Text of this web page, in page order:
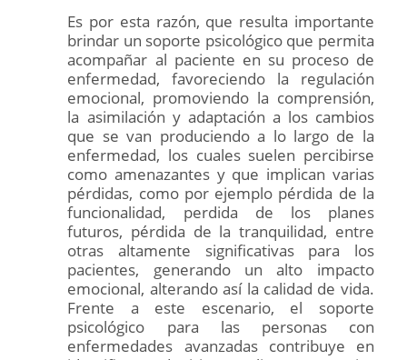
Es por esta razón, que resulta importante
brindar un soporte psicológico que permita
acompañar al paciente en su proceso de
enfermedad, favoreciendo la regulación
emocional, promoviendo la comprensión,
la asimilación y adaptación a los cambios
que se van produciendo a lo largo de la
enfermedad, los cuales suelen percibirse
como amenazantes y que implican varias
pérdidas, como por ejemplo pérdida de la
funcionalidad, perdida de los planes
futuros, pérdida de la tranquilidad, entre
otras altamente significativas para los
pacientes, generando un alto impacto
emocional, alterando así la calidad de vida.
Frente a este escenario, el soporte
psicológico para las personas con
enfermedades avanzadas contribuye en